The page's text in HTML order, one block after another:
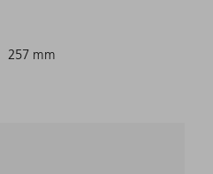
257 mm